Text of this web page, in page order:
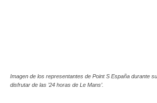
Imagen de los representantes de Point S España durante
disfrutar de las ’24 horas de Le Mans’.